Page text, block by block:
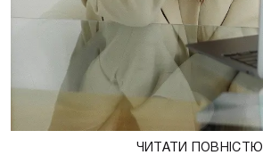
ЧИТАТИ ПОВНІСТЮ